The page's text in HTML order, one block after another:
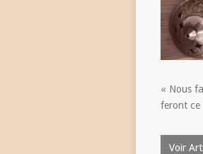
« Nous
feront ce
Voir